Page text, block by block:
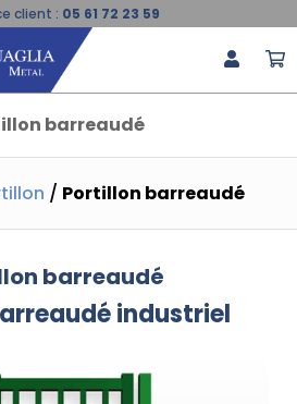
client : 05 61 72 23 59
barreaudé
/ Portillon barreaudé
barreaudé
industriel